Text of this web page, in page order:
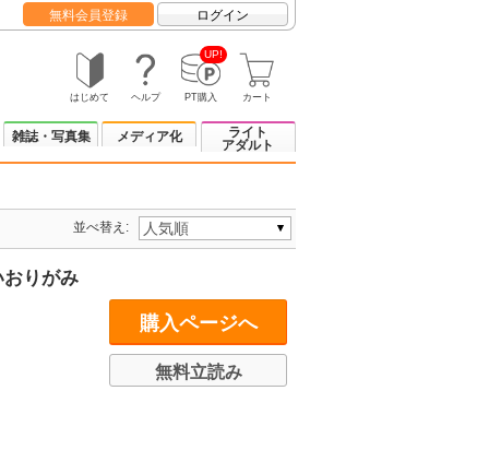
無料会員登録 ログイン
はじめて ヘルプ
UP!
PT購入 カート
雑誌・写真集 メディア化
ライト
アダルト
並べ替え:
りがみ
購入ページへ
無料立読み